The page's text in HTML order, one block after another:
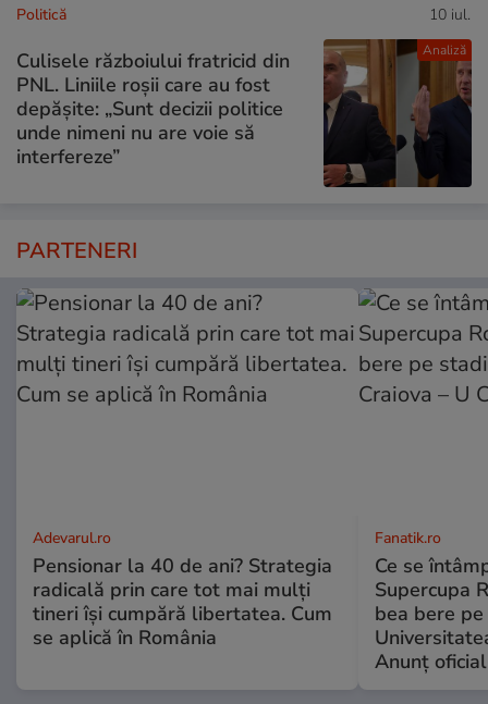
Analiză
Politică 10 iul.
Culisele războiului fratricid din
PNL. Liniile roșii care au fost
depășite: „Sunt decizii politice
unde nimeni nu are voie să
interfereze”
PARTENERI
Adevarul.ro
Pensionar la 40 de ani? Strategia
radicală prin care tot mai mulți
tineri își cumpără libertatea. Cum
se aplică în România
Fanatik.ro
Ce se
Supercupa
bea bere
Anunț oficial